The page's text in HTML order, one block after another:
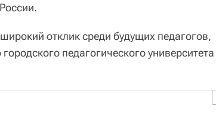
отклик среди будущих педагогов,
педагогического университета